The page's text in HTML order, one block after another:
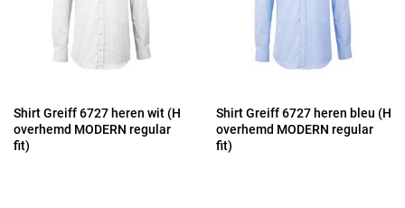
Shirt Greiff 6727 heren wit (H
overhemd MODERN regular
fit)
Shirt Greiff 6727 heren bleu (H
overhemd MODERN regular
fit)